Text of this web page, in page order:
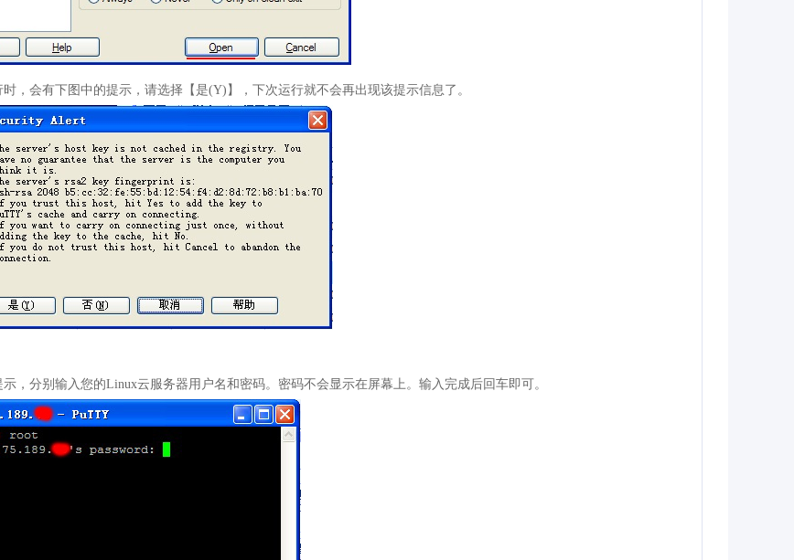
，会有下图中的提示，请选择【是(Y)】，下次运行就不会再出现该提示信息了。
，分别输入您的Linux云服务器用户名和密码。密码不会显示在屏幕上。输入完成后回车即可。